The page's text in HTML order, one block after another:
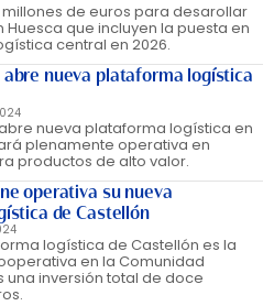
millones de euros para desarollar
que incluyen la puesta en
central en 2026.
abre nueva plataforma logística
nueva plataforma logística en
plenamente operativa en
productos de alto valor.
operativa su nueva
de Castellón
logística de Castellón es la
en la Comunidad
una inversión total de doce